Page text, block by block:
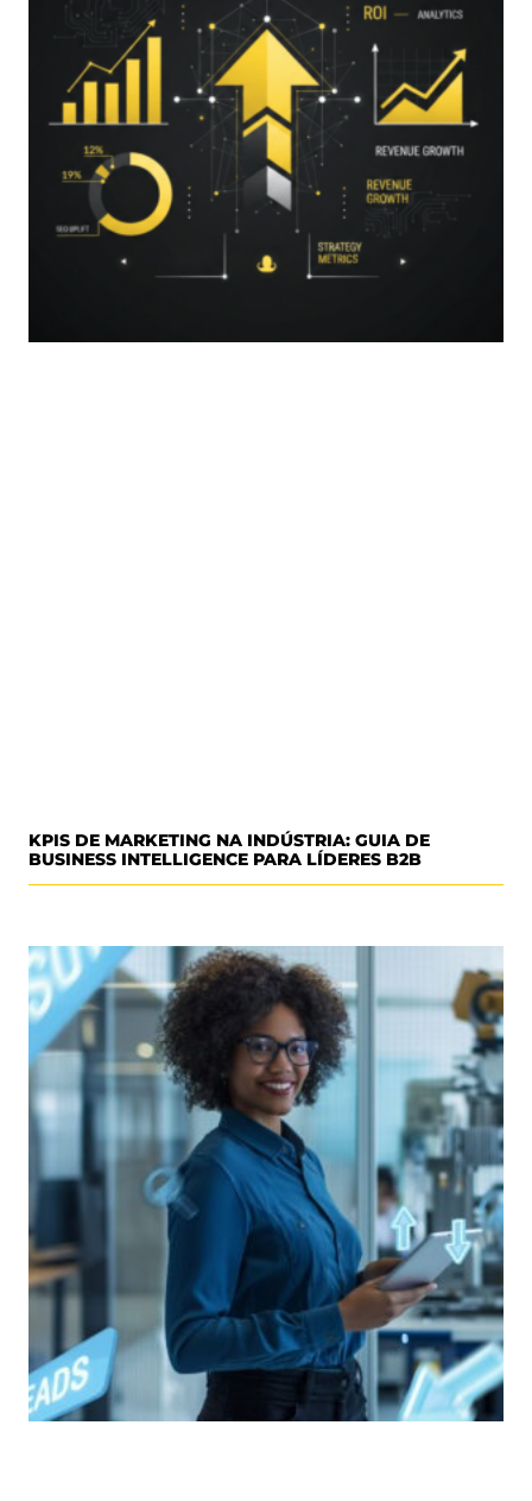
KPIS DE MARKETING NA INDÚSTRIA: GUIA DE
BUSINESS INTELLIGENCE PARA LÍDERES B2B